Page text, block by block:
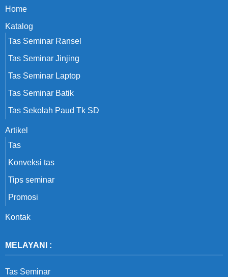
Home
Katalog
Tas Seminar Ransel
Tas Seminar Jinjing
Tas Seminar Laptop
Tas Seminar Batik
Tas Sekolah Paud Tk SD
Artikel
Tas
Konveksi tas
Tips seminar
Promosi
Kontak
MELAYANI :
Tas Seminar